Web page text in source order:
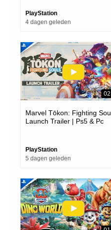
PlayStation
4 dagen geleden
Marvel Tōkon: Fighting
Launch Trailer | Ps5 & Pc
PlayStation
5 dagen geleden